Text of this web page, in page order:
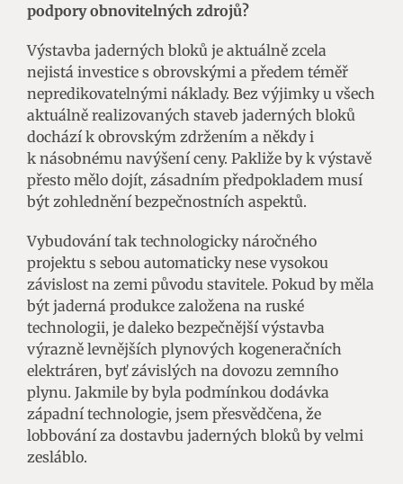
podpory obnovitelných zdrojů?
Výstavba jaderných bloků je aktuálně zcela
nejistá investice s obrovskými a předem téměř
nepredikovatelnými náklady. Bez výjimky u všech
aktuálně realizovaných staveb jaderných bloků
dochází k obrovským zdržením a někdy i
k násobnému navýšení ceny. Pakliže by k výstavě
přesto mělo dojít, zásadním předpokladem musí
být zohlednění bezpečnostních aspektů.
Vybudování tak technologicky náročného
projektu s sebou automaticky nese vysokou
závislost na zemi původu stavitele. Pokud by měla
být jaderná produkce založena na ruské
technologii, je daleko bezpečnější výstavba
výrazně levnějších plynových kogeneračních
elektráren, byť závislých na dovozu zemního
plynu. Jakmile by byla podmínkou dodávka
západní technologie, jsem přesvědčena, že
lobbování za dostavbu jaderných bloků by velmi
zesláblo.